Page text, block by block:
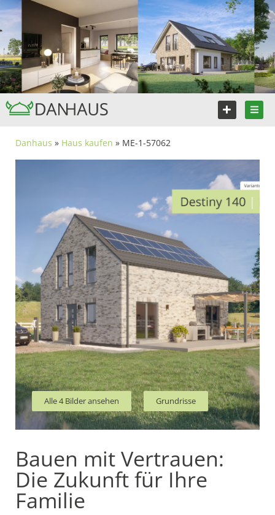
Danhaus » Haus kaufen » ME-1-57062
Alle 4 Bilder ansehen Grundrisse
Bauen mit Vertrauen:
Die Zukunft für Ihre
Familie